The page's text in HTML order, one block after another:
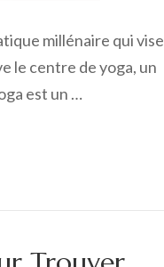
millénaire qui vise
le centre de yoga, un
est un …